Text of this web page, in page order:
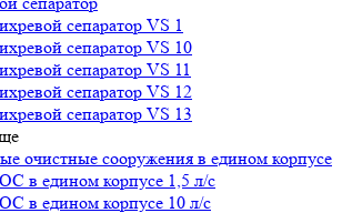
сепаратор VS 1
сепаратор VS 10
сепаратор VS 11
сепаратор VS 12
сепаратор VS 13
очистные сооружения в едином корпусе
в едином корпусе 1,5 л/с
в едином корпусе 10 л/с